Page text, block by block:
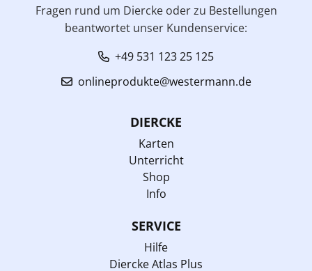
Fragen rund um Diercke oder zu Bestellungen
beantwortet unser Kundenservice:
+49 531 123 25 125
onlineprodukte@westermann.de
DIERCKE
Karten
Unterricht
Shop
Info
SERVICE
Hilfe
Diercke Atlas Plus